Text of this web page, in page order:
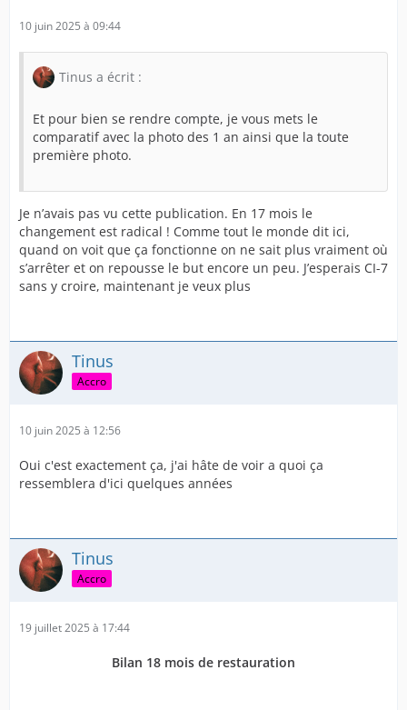
10 juin 2025 à 09:44
Tinus a écrit :
Et pour bien se rendre compte, je vous mets le
comparatif avec la photo des 1 an ainsi que la toute
première photo.
Je n’avais pas vu cette publication. En 17 mois le
changement est radical ! Comme tout le monde dit ici,
quand on voit que ça fonctionne on ne sait plus vraiment où
s’arrêter et on repousse le but encore un peu. J’esperais CI-7
sans y croire, maintenant je veux plus
Tinus
Accro
10 juin 2025 à 12:56
Oui c'est exactement ça, j'ai hâte de voir a quoi ça
ressemblera d'ici quelques années
Tinus
Accro
19 juillet 2025 à 17:44
Bilan 18 mois de restauration